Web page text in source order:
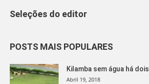
Seleções do editor
POSTS MAIS POPULARES
Kilamba sem água há
Abril 19, 2018